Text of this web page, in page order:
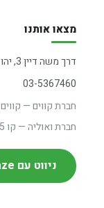
מצאו אותנו
דרך משה דיין 3, יהוד
03-5367460
חברת קווים — קווים 37, 38, 78, 56
חברת ואוליה — קו 475
ניווט עם Waze